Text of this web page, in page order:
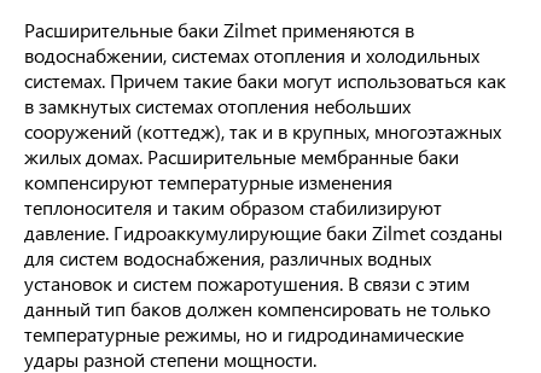
Расширительные баки Zilmet применяются в
водоснабжении, системах отопления и холодильных
системах. Причем такие баки могут использоваться как
в замкнутых системах отопления небольших
сооружений (коттедж), так и в крупных, многоэтажных
жилых домах. Расширительные мембранные баки
компенсируют температурные изменения
теплоносителя и таким образом стабилизируют
давление. Гидроаккумулирующие баки Zilmet созданы
для систем водоснабжения, различных водных
установок и систем пожаротушения. В связи с этим
данный тип баков должен компенсировать не только
температурные режимы, но и гидродинамические
удары разной степени мощности.